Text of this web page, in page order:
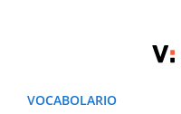
VOCABOLARIO